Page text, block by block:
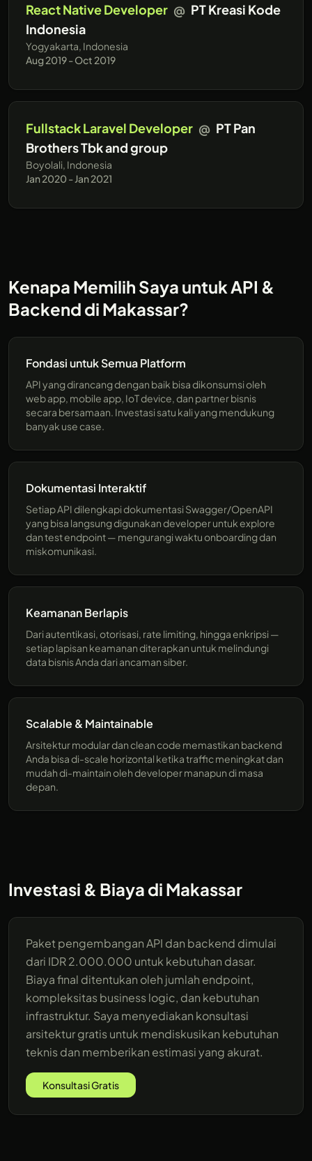
React Native Developer @ PT Kreasi Kode
Indonesia
Yogyakarta, Indonesia
Aug 2019 - Oct 2019
Fullstack Laravel Developer @ PT Pan
Brothers Tbk and group
Boyolali, Indonesia
Jan 2020 - Jan 2021
Kenapa Memilih Saya untuk API &
Backend di Makassar?
Fondasi untuk Semua Platform
API yang dirancang dengan baik bisa dikonsumsi oleh
web app, mobile app, IoT device, dan partner bisnis
secara bersamaan. Investasi satu kali yang mendukung
banyak use case.
Dokumentasi Interaktif
Setiap API dilengkapi dokumentasi Swagger/OpenAPI
yang bisa langsung digunakan developer untuk explore
dan test endpoint — mengurangi waktu onboarding dan
miskomunikasi.
Keamanan Berlapis
Dari autentikasi, otorisasi, rate limiting, hingga enkripsi —
setiap lapisan keamanan diterapkan untuk melindungi
data bisnis Anda dari ancaman siber.
Scalable & Maintainable
Arsitektur modular dan clean code memastikan backend
Anda bisa di-scale horizontal ketika traffic meningkat dan
mudah di-maintain oleh developer manapun di masa
depan.
Investasi & Biaya di Makassar
Paket pengembangan API dan backend dimulai
dari IDR 2.000.000 untuk kebutuhan dasar.
Biaya final ditentukan oleh jumlah endpoint,
kompleksitas business logic, dan kebutuhan
infrastruktur. Saya menyediakan konsultasi
arsitektur gratis untuk mendiskusikan kebutuhan
teknis dan memberikan estimasi yang akurat.
Konsultasi Gratis